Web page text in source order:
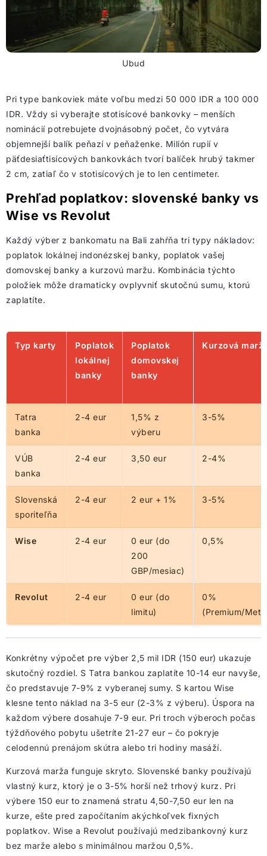
Ubud
Pri type bankoviek máte voľbu medzi 50 000 IDR a 100 000
IDR. Vždy si vyberajte stotisícové bankovky – menších
nominácií potrebujete dvojnásobný počet, čo vytvára
objemnejší balík peňazí v peňaženke. Milión rupií v
päťdesiaťtisícových bankovkách tvorí balíček hrubý takmer
2 cm, zatiaľ čo v stotisícových je to len centimeter.
Prehľad poplatkov: slovenské banky vs
Wise vs Revolut
Každý výber z bankomatu na Bali zahŕňa tri typy nákladov:
poplatok lokálnej indonézskej banky, poplatok vašej
domovskej banky a kurzovú maržu. Kombinácia týchto
položiek môže dramaticky ovplyvniť skutočnú sumu, ktorú
zaplatíte.
Typ karty
Poplatok
lokálnej
banky
Poplatok
domovskej
banky
Kurzová
Tatra
banka
2-4 eur
1,5% z
výberu
3-5%
VÚB
banka
2-4 eur 3,50 eur 2-4%
Slovenská
sporiteľňa
2-4 eur 2 eur + 1% 3-5%
Wise 2-4 eur
0 eur (do
200
GBP/mesiac)
0,5%
Revolut 2-4 eur
0 eur (do
limitu)
0%
(Premium/
Konkrétny výpočet pre výber 2,5 mil IDR (150 eur) ukazuje
skutočný rozdiel. S Tatra bankou zaplatíte 10-14 eur navyše,
čo predstavuje 7-9% z vyberanej sumy. S kartou Wise
klesne tento náklad na 3-5 eur (2-3% z výberu). Úspora na
každom výbere dosahuje 7-9 eur. Pri troch výberoch počas
týždňového pobytu ušetríte 21-27 eur – čo pokryje
celodennú prenájom skútra alebo tri hodiny masáží.
Kurzová marža funguje skryto. Slovenské banky používajú
vlastný kurz, ktorý je o 3-5% horší než trhový kurz. Pri
výbere 150 eur to znamená stratu 4,50-7,50 eur len na
kurze, ešte pred započítaním akýchkoľvek fixných
poplatkov. Wise a Revolut používajú medzibankovný kurz
bez marže alebo s minimálnou maržou 0,5%.